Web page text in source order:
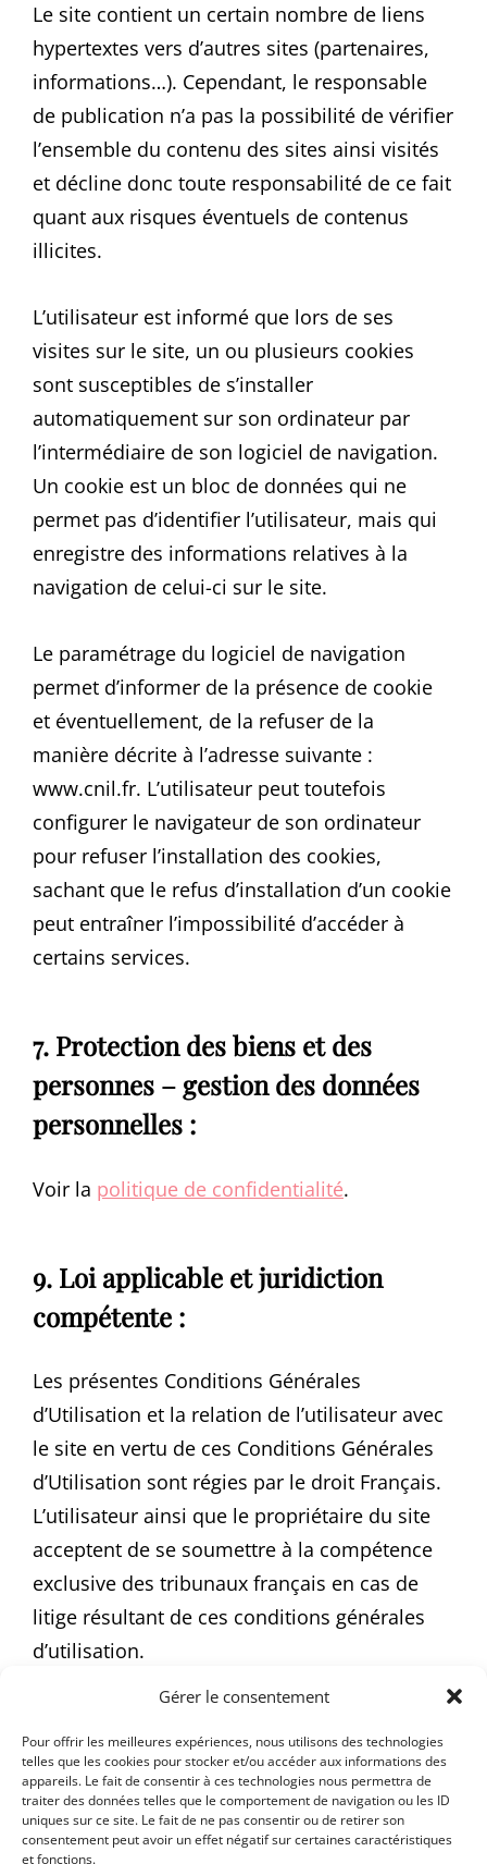
Gérer le consentement
Pour offrir les meilleures expériences, nous utilisons des technologies
telles que les cookies pour stocker et/ou accéder aux informations des
appareils. Le fait de consentir à ces technologies nous permettra de
traiter des données telles que le comportement de navigation ou les ID
uniques sur ce site. Le fait de ne pas consentir ou de retirer son
consentement peut avoir un effet négatif sur certaines caractéristiques
et fonctions.
Le site contient un certain nombre de liens
hypertextes vers d’autres sites (partenaires,
informations…). Cependant, le responsable
de publication n’a pas la possibilité de vérifier
l’ensemble du contenu des sites ainsi visités
et décline donc toute responsabilité de ce fait
quant aux risques éventuels de contenus
illicites.
L’utilisateur est informé que lors de ses
visites sur le site, un ou plusieurs cookies
sont susceptibles de s’installer
automatiquement sur son ordinateur par
l’intermédiaire de son logiciel de navigation.
Un cookie est un bloc de données qui ne
permet pas d’identifier l’utilisateur, mais qui
enregistre des informations relatives à la
navigation de celui-ci sur le site.
Le paramétrage du logiciel de navigation
permet d’informer de la présence de cookie
et éventuellement, de la refuser de la
manière décrite à l’adresse suivante :
www.cnil.fr. L’utilisateur peut toutefois
configurer le navigateur de son ordinateur
pour refuser l’installation des cookies,
sachant que le refus d’installation d’un cookie
peut entraîner l’impossibilité d’accéder à
certains services.
7. Protection des biens et des
personnes – gestion des données
personnelles :
Voir la politique de confidentialité.
9. Loi applicable et juridiction
compétente :
Les présentes Conditions Générales
d’Utilisation et la relation de l’utilisateur avec
le site en vertu de ces Conditions Générales
d’Utilisation sont régies par le droit Français.
L’utilisateur ainsi que le propriétaire du site
acceptent de se soumettre à la compétence
exclusive des tribunaux français en cas de
litige résultant de ces conditions générales
d’utilisation.
8, rue Montaigne
56000 Vannes